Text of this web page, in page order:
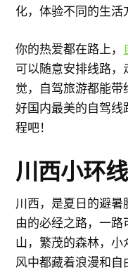
化，体验不同的生活
你的热爱都在路上，
可以随意安排线路
觉，自驾旅游都能
好国内最美的自驾线
程吧！
川西小环线
川西，是夏日的避暑
由的必经之路，一
山，繁茂的森林，
风中都藏着浪漫和自